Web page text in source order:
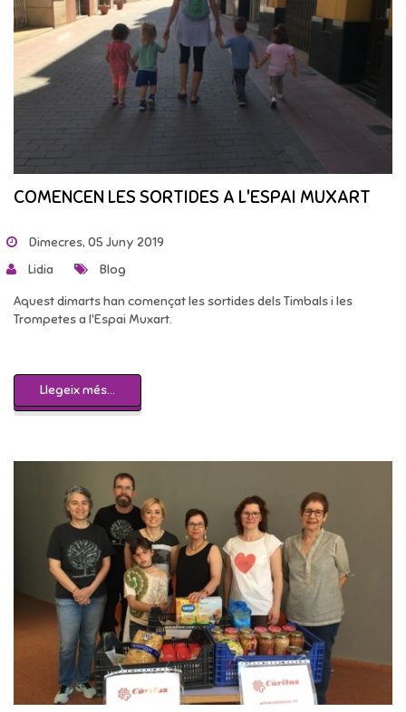
COMENCEN LES SORTIDES A L'ESPAI MUXART
Dimecres, 05 Juny 2019
Lidia
Blog
Aquest dimarts han començat les sortides dels Timbals i les
Trompetes a l'Espai Muxart.
Llegeix més...